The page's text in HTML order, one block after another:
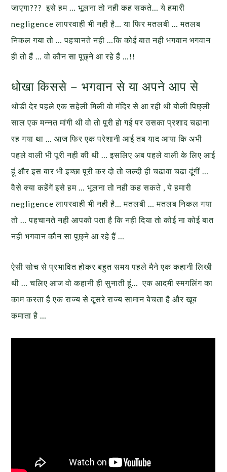
जाएगा??? इसे हम … भूलना तो नही कह सकते… ये हमारी
negligence लापरवाही भी नही है… या फिर मतलबी … मतलब
निकल गया तो … पहचानते नही …कि कोई बात नही भगवान भगवान
ही तो हैं … वो कौन सा पूछ्ने आ रहे हैं …!!
धोखा किससे – भगवान से या अपने आप से
थोडी देर पहले एक सहेली मिली वो मंदिर से आ रही थी बोली पिछ्ली
साल एक मन्नत मांगी थी वो तो पूरी हो गई पर उसका प्रशाद चढाना
रह गया था … आज फिर एक परेशानी आई तब याद आया कि अभी
पहले वाली भी पूरी नही की थी … इसलिए अब पहले वाली के लिए आई
हूं और इस बार भी इच्छा पूरी कर दो तो जल्दी ही चढावा चढा दूंगीं …
वैसे क्या कहेंगें इसे हम … भूलना तो नही कह सकते , ये हमारी
negligence लापरवाही भी नही है… मतलबी … मतलब निकल गया
तो … पहचानते नही आपको पता है कि नही दिया तो कोई ना कोई बात
नही भगवान कौन सा पूछ्ने आ रहे हैं …
ऐसी सोच से प्रभावित होकर बहुत समय पहले मैने एक कहानी लिखी
थी … चलिए आज वो कहानी ही सुनाती हूं… एक आदमी स्मगलिंग का
काम करता है एक राज्य से दूसरे राज्य सामान बेचता है और खूब
कमाता है …